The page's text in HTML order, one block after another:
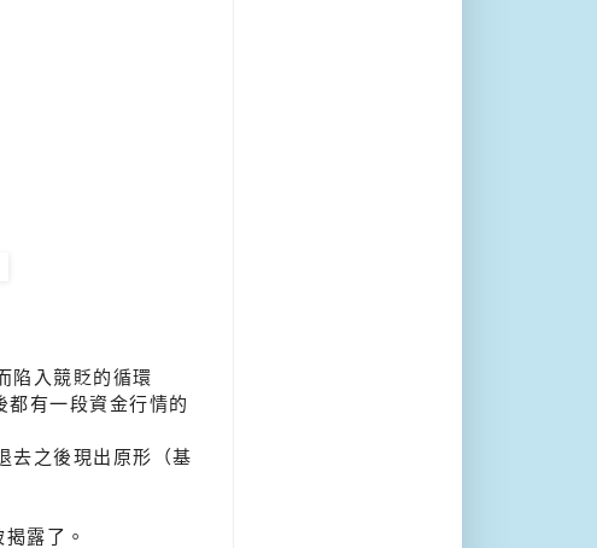
陷入競貶的循環
有一段資金行情的
去之後現出原形（基
露了。